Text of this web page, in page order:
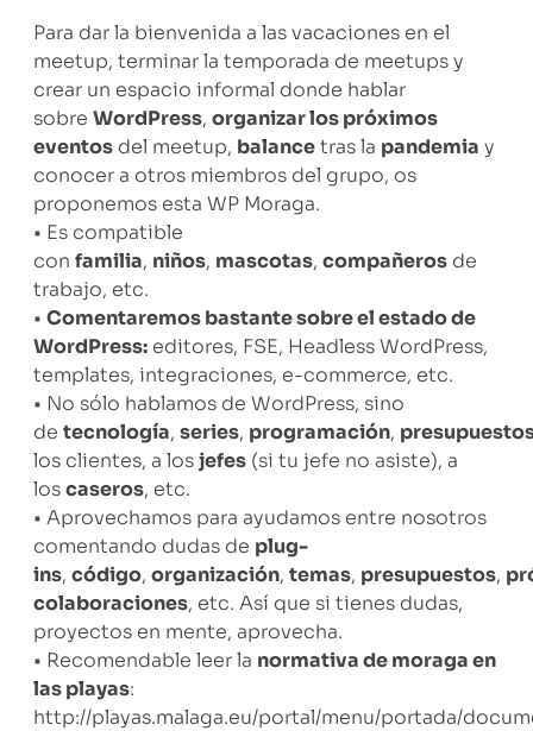
Para dar la bienvenida a las vacaciones en el
meetup, terminar la temporada de meetups y
crear un espacio informal donde hablar
sobre WordPress, organizar los próximos
eventos del meetup, balancetras la pandemia y
conocer a otros miembros del grupo, os
proponemos esta WP Moraga.
• Es compatible
con familia, niños, mascotas, compañeros de
trabajo, etc.
• Comentaremos bastante sobre el estado de
WordPress: editores, FSE, Headless WordPress,
templates, integraciones, e-commerce, etc.
• No sólo hablamos de WordPress, sino
de tecnología, series, programación,
los clientes, a losjefes (si tu jefe no asiste), a
loscaseros, etc.
• Aprovechamos para ayudamos entre nosotros
comentando dudas de plug-
ins, código, organización, temas, presupuestos,
colaboraciones, etc. Así que si tienes dudas,
proyectos en mente, aprovecha.
• Recomendable leer la normativa de moraga en
las playas:
http://playas.malaga.eu/portal/menu/portada/